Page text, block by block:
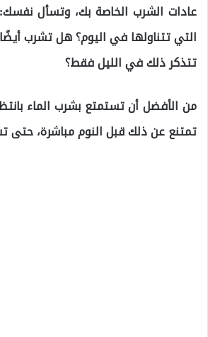
عادات الشرب الخاصة بك، وتسأل
التي تتناولها في اليوم؟ هل تشرب
تتذكر ذلك في الليل فقط؟
من الأفضل أن تستمتع بشرب الماء
تمتنع عن ذلك قبل النوم مباشرة، حتى